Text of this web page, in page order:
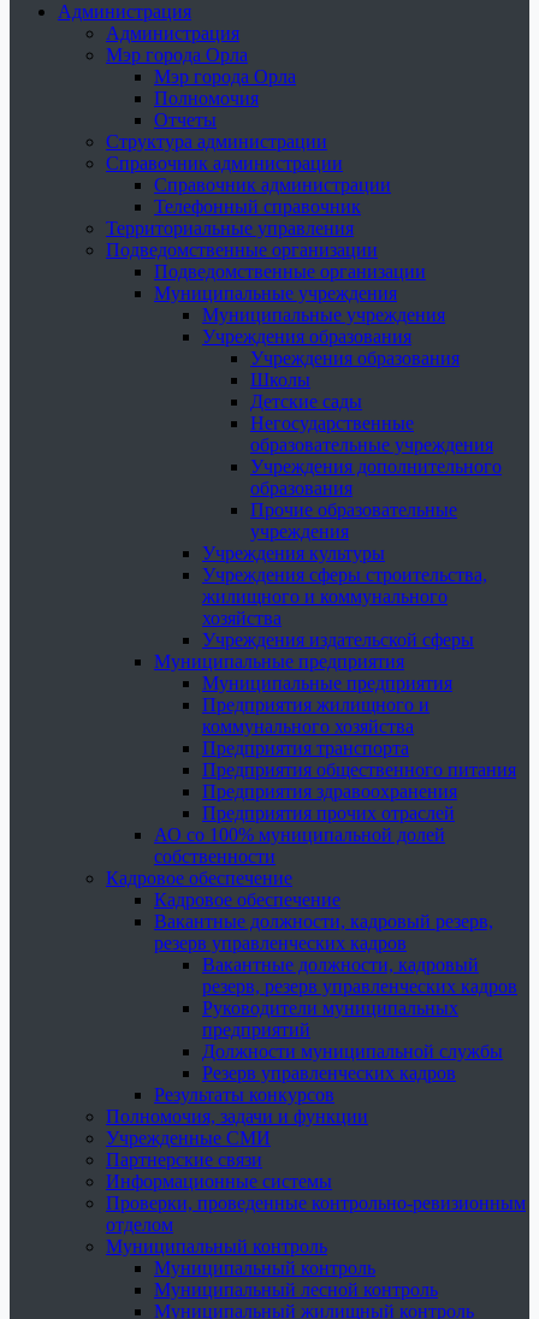
Администрация
Администрация
Мэр города Орла
Мэр города Орла
Полномочия
Отчеты
Структура администрации
Справочник администрации
Справочник администрации
Телефонный справочник
Территориальные управления
Подведомственные организации
Подведомственные организации
Муниципальные учреждения
Муниципальные учреждения
Учреждения образования
Учреждения образования
Школы
Детские сады
Негосударственные
образовательные учреждения
Учреждения дополнительного
образования
Прочие образовательные
учреждения
Учреждения культуры
Учреждения сферы строительства,
жилищного и коммунального
хозяйства
Учреждения издательской сферы
Муниципальные предприятия
Муниципальные предприятия
Предприятия жилищного и
коммунального хозяйства
Предприятия транспорта
Предприятия общественного питания
Предприятия здравоохранения
Предприятия прочих отраслей
АО со 100% муниципальной долей
собственности
Кадровое обеспечение
Кадровое обеспечение
Вакантные должности, кадровый резерв,
резерв управленческих кадров
Вакантные должности, кадровый
резерв, резерв управленческих кадров
Руководители муниципальных
предприятий
Должности муниципальной службы
Резерв управленческих кадров
Результаты конкурсов
Полномочия, задачи и функции
Учрежденные СМИ
Партнерские связи
Информационные системы
Проверки, проведенные контрольно-ревизионным
отделом
Муниципальный контроль
Муниципальный контроль
Муниципальный лесной контроль
Муниципальный жилищный контроль